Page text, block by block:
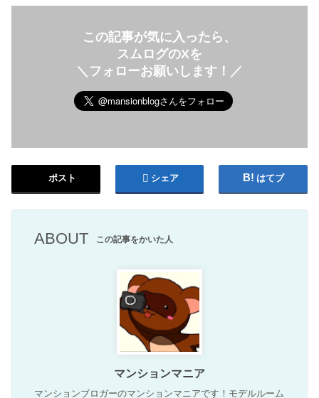
この記事が気に入ったら、
スムログのXを
＼フォローお願いします！／
ポスト シェア はてブ
ABOUT この記事をかいた人
マンションマニア
マンションブロガーのマンションマニアです！モデルルーム